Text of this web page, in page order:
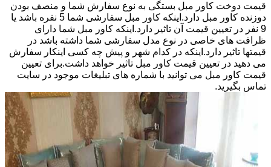
قیمت دوخت کاور مبل بستگی به نوع سفارش شما و منصف بودن
دوزنده کاور مبل دارد.اینکه کاور مبل سفارشی شما 5 نفره باشد یا
9 نفر در تعیین قیمت آن تاثیر دارد.اینکه کاور مبل شما دارای
ظرافت های خاصی در نوع مدل سفارشی شما داشته باشد در
قیمتها تاثیر دارد.اینکه در کدام شهر و پیش چه کسی اینکار سفارش
می دهید در تعیین قیمت کاور مبل تاثیر خواهد داشت.برای تعیین
قیمت کاور مبل می توانید با شماره های تبلیغات موجود در سایت
تماس بگیرید.